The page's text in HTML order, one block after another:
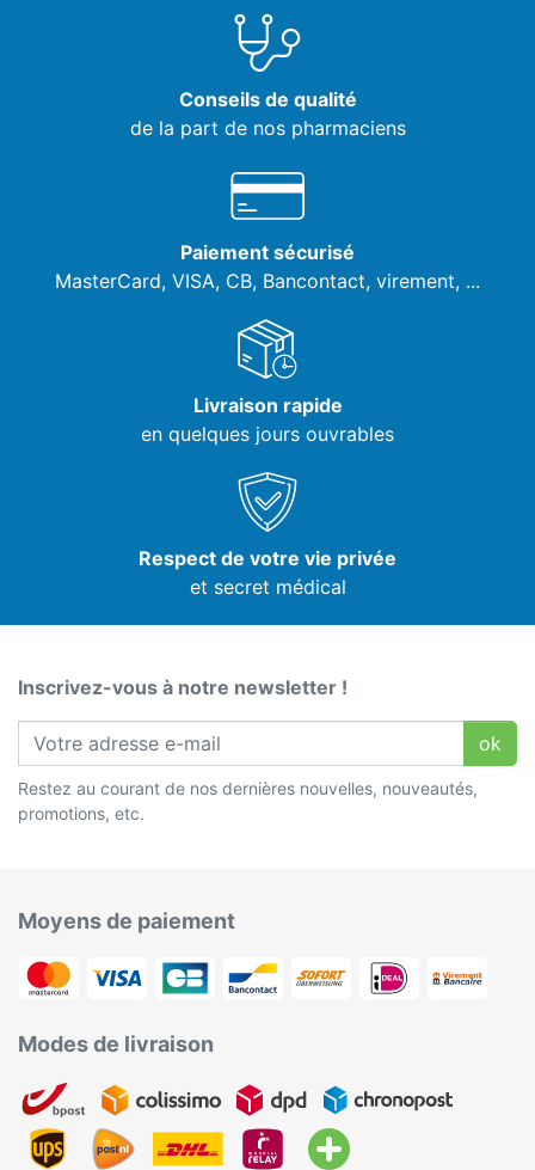
Conseils de qualité
de la part de nos pharmaciens
Paiement sécurisé
MasterCard, VISA, CB, Bancontact, virement, ...
Livraison rapide
en quelques jours ouvrables
Respect de votre vie privée
et secret médical
Inscrivez-vous à notre newsletter !
ok
Restez au courant de nos dernières nouvelles, nouveautés,
promotions, etc.
Moyens de paiement
Modes de livraison